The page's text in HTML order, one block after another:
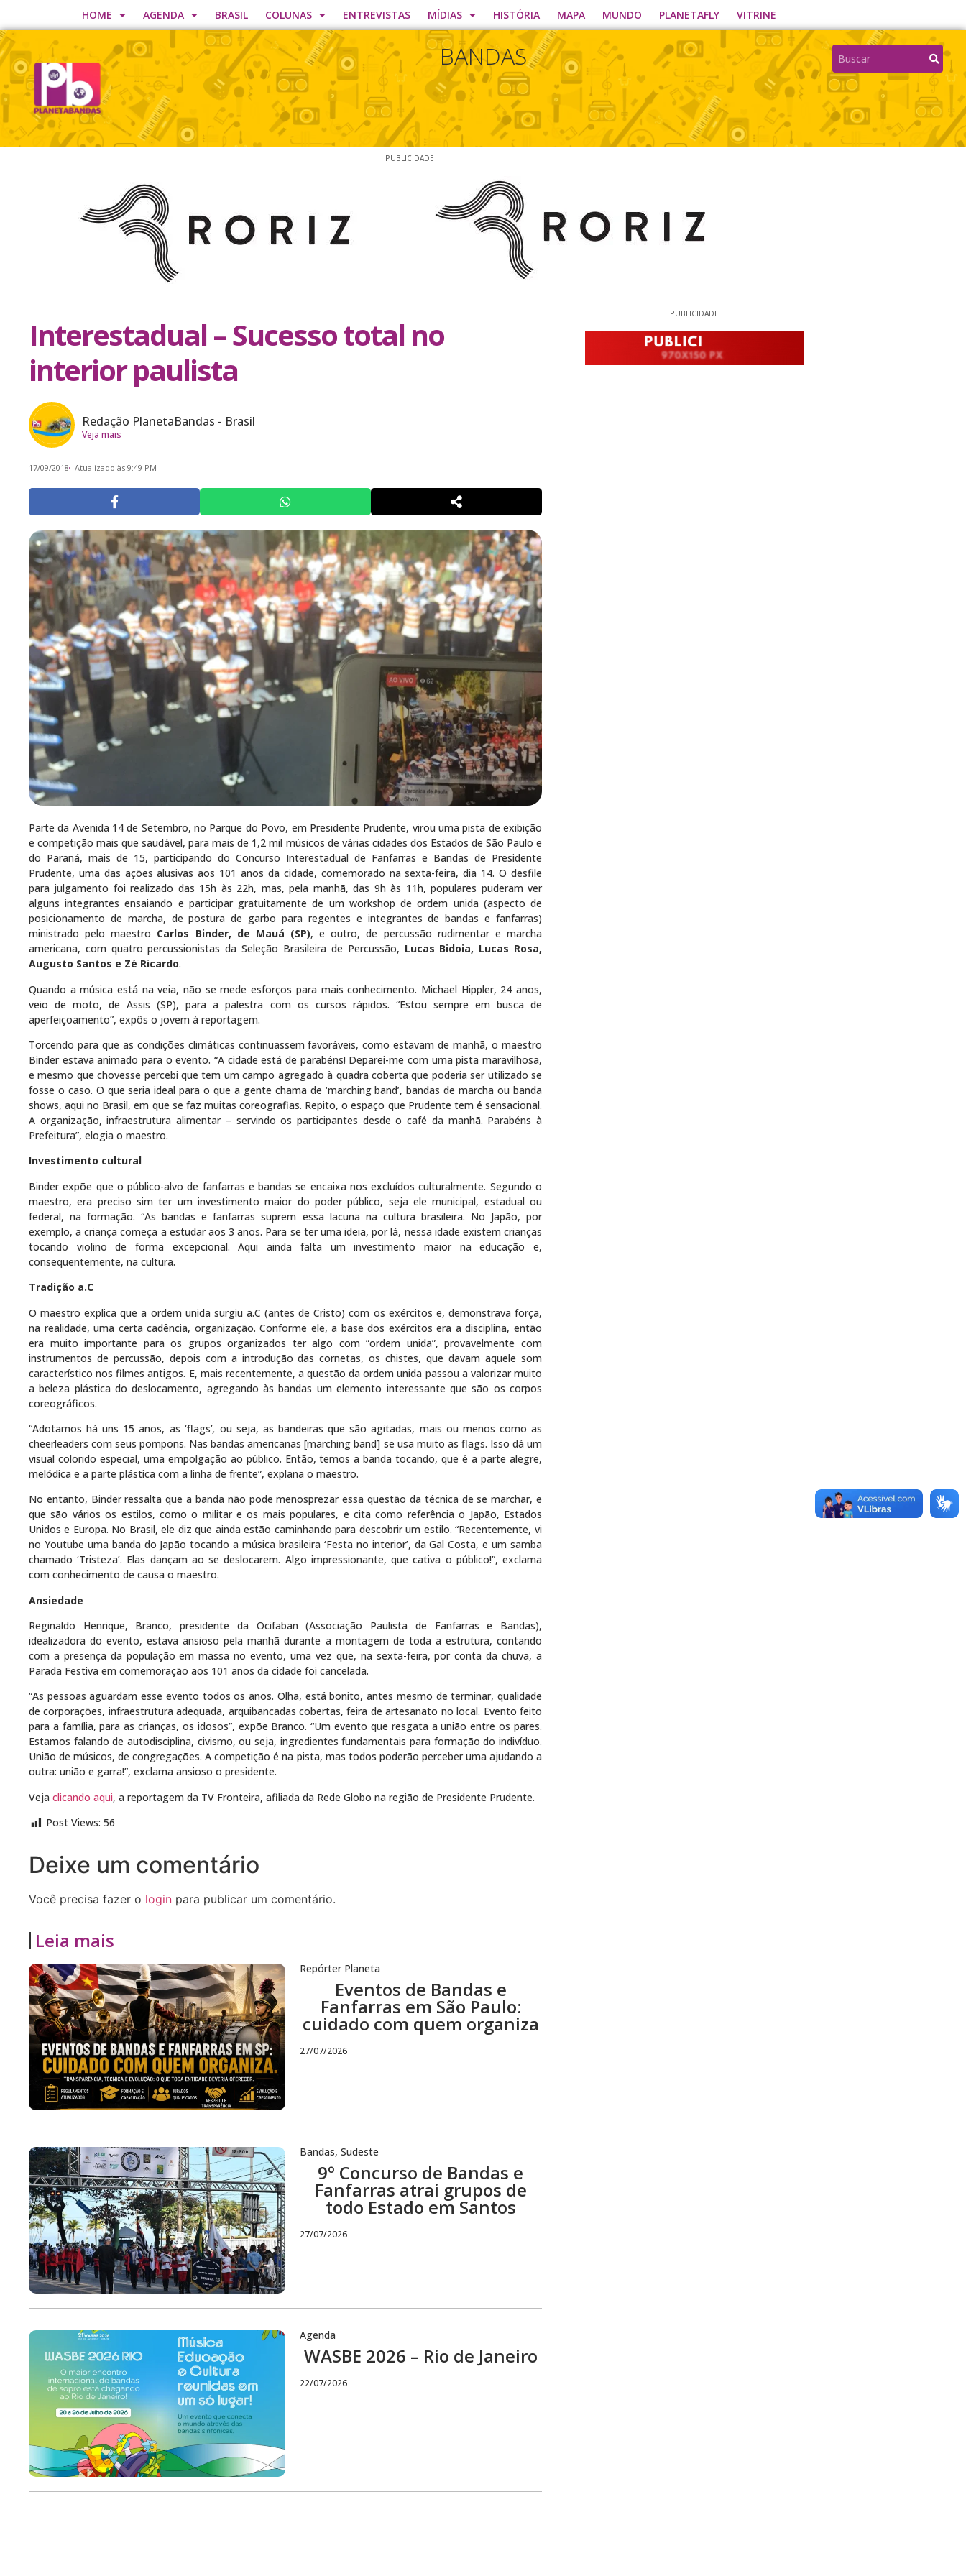
HOME AGENDA BRASIL COLUNAS ENTREVISTAS MÍDIAS HISTÓRIA MAPA MUNDO PLANETAFLY VITRINE
BANDAS
PUBLICIDADE
Interestadual – Sucesso total no
interior paulista
Redação PlanetaBandas - Brasil
Veja mais
17/09/2018 Atualizado às 9:49 PM
Parte da Avenida 14 de Setembro, no Parque do Povo, em Presidente Prudente, virou uma pista de exibição
e competição mais que saudável, para mais de 1,2 mil músicos de várias cidades dos Estados de São Paulo e
do Paraná, mais de 15, participando do Concurso Interestadual de Fanfarras e Bandas de Presidente
Prudente, uma das ações alusivas aos 101 anos da cidade, comemorado na sexta-feira, dia 14. O desfile
para julgamento foi realizado das 15h às 22h, mas, pela manhã, das 9h às 11h, populares puderam ver
alguns integrantes ensaiando e participar gratuitamente de um workshop de ordem unida (aspecto de
posicionamento de marcha, de postura de garbo para regentes e integrantes de bandas e fanfarras)
ministrado pelo maestro Carlos Binder, de Mauá (SP), e outro, de percussão rudimentar e marcha
americana, com quatro percussionistas da Seleção Brasileira de Percussão, Lucas Bidoia, Lucas Rosa,
Augusto Santos e Zé Ricardo.
Quando a música está na veia, não se mede esforços para mais conhecimento. Michael Hippler, 24 anos,
veio de moto, de Assis (SP), para a palestra com os cursos rápidos. “Estou sempre em busca de
aperfeiçoamento”, expôs o jovem à reportagem.
Torcendo para que as condições climáticas continuassem favoráveis, como estavam de manhã, o maestro
Binder estava animado para o evento. “A cidade está de parabéns! Deparei-me com uma pista maravilhosa,
e mesmo que chovesse percebi que tem um campo agregado à quadra coberta que poderia ser utilizado se
fosse o caso. O que seria ideal para o que a gente chama de ‘marching band’, bandas de marcha ou banda
shows, aqui no Brasil, em que se faz muitas coreografias. Repito, o espaço que Prudente tem é sensacional.
A organização, infraestrutura alimentar – servindo os participantes desde o café da manhã. Parabéns à
Prefeitura”, elogia o maestro.
Investimento cultural
Binder expõe que o público-alvo de fanfarras e bandas se encaixa nos excluídos culturalmente. Segundo o
maestro, era preciso sim ter um investimento maior do poder público, seja ele municipal, estadual ou
federal, na formação. “As bandas e fanfarras suprem essa lacuna na cultura brasileira. No Japão, por
exemplo, a criança começa a estudar aos 3 anos. Para se ter uma ideia, por lá, nessa idade existem crianças
tocando violino de forma excepcional. Aqui ainda falta um investimento maior na educação e,
consequentemente, na cultura.
Tradição a.C
O maestro explica que a ordem unida surgiu a.C (antes de Cristo) com os exércitos e, demonstrava força,
na realidade, uma certa cadência, organização. Conforme ele, a base dos exércitos era a disciplina, então
era muito importante para os grupos organizados ter algo com “ordem unida”, provavelmente com
instrumentos de percussão, depois com a introdução das cornetas, os chistes, que davam aquele som
característico nos filmes antigos. E, mais recentemente, a questão da ordem unida passou a valorizar muito
a beleza plástica do deslocamento, agregando às bandas um elemento interessante que são os corpos
coreográficos.
“Adotamos há uns 15 anos, as ‘flags’, ou seja, as bandeiras que são agitadas, mais ou menos como as
cheerleaders com seus pompons. Nas bandas americanas [marching band] se usa muito as flags. Isso dá um
visual colorido especial, uma empolgação ao público. Então, temos a banda tocando, que é a parte alegre,
melódica e a parte plástica com a linha de frente”, explana o maestro.
No entanto, Binder ressalta que a banda não pode menosprezar essa questão da técnica de se marchar, e
que são vários os estilos, como o militar e os mais populares, e cita como referência o Japão, Estados
Unidos e Europa. No Brasil, ele diz que ainda estão caminhando para descobrir um estilo. “Recentemente, vi
no Youtube uma banda do Japão tocando a música brasileira ‘Festa no interior’, da Gal Costa, e um samba
chamado ‘Tristeza’. Elas dançam ao se deslocarem. Algo impressionante, que cativa o público!”, exclama
com conhecimento de causa o maestro.
Ansiedade
Reginaldo Henrique, Branco, presidente da Ocifaban (Associação Paulista de Fanfarras e Bandas),
idealizadora do evento, estava ansioso pela manhã durante a montagem de toda a estrutura, contando
com a presença da população em massa no evento, uma vez que, na sexta-feira, por conta da chuva, a
Parada Festiva em comemoração aos 101 anos da cidade foi cancelada.
“As pessoas aguardam esse evento todos os anos. Olha, está bonito, antes mesmo de terminar, qualidade
de corporações, infraestrutura adequada, arquibancadas cobertas, feira de artesanato no local. Evento feito
para a família, para as crianças, os idosos”, expõe Branco. “Um evento que resgata a união entre os pares.
Estamos falando de autodisciplina, civismo, ou seja, ingredientes fundamentais para formação do indivíduo.
União de músicos, de congregações. A competição é na pista, mas todos poderão perceber uma ajudando a
outra: união e garra!”, exclama ansioso o presidente.
Veja clicando aqui, a reportagem da TV Fronteira, afiliada da Rede Globo na região de Presidente Prudente.
Post Views: 56
Deixe um comentário
Você precisa fazer o login para publicar um comentário.
Leia mais
Repórter Planeta
Eventos de Bandas e
Fanfarras em São Paulo:
cuidado com quem organiza
27/07/2026
Bandas, Sudeste
9º Concurso de Bandas e
Fanfarras atrai grupos de
todo Estado em Santos
27/07/2026
Agenda
WASBE 2026 – Rio de Janeiro
22/07/2026
PUBLICIDADE